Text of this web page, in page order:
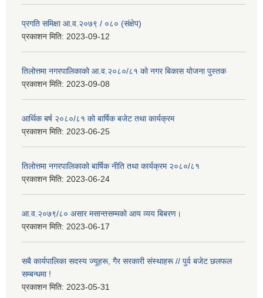
प्रगति समिक्षा आ.व.२०७९ / ०८० (संक्षेप)
प्रकाशन मिति: 2023-09-12
तिलोत्तमा नगरपालिकाको आ.व.२०८०/८१ को नगर बिकास योजना पुस्तक
प्रकाशन मिति: 2023-09-08
आर्थिक बर्ष २०८०/८१ को बार्षिक बजेट तथा कार्यक्रम
प्रकाशन मिति: 2023-06-25
तिलोत्तमा नगरपालिकाको बार्षिक नीति तथा कार्यक्रम २०८०/८१
प्रकाशन मिति: 2023-06-24
आ.व.२०७९/८० असार मसान्तसम्मको आय व्यय बिबरण।
प्रकाशन मिति: 2023-06-17
सबै कार्यपालिका सदस्य ज्यूहरू, गैर सरकारी संस्थाहरू // पुर्व बजेट छलफल
सम्बन्धमा !
प्रकाशन मिति: 2023-05-31